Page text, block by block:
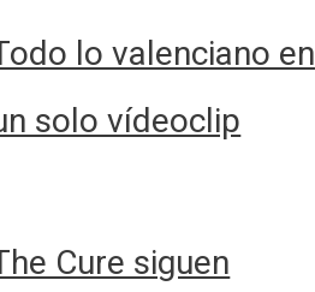
lo valenciano en
solo vídeoclip
Cure siguen